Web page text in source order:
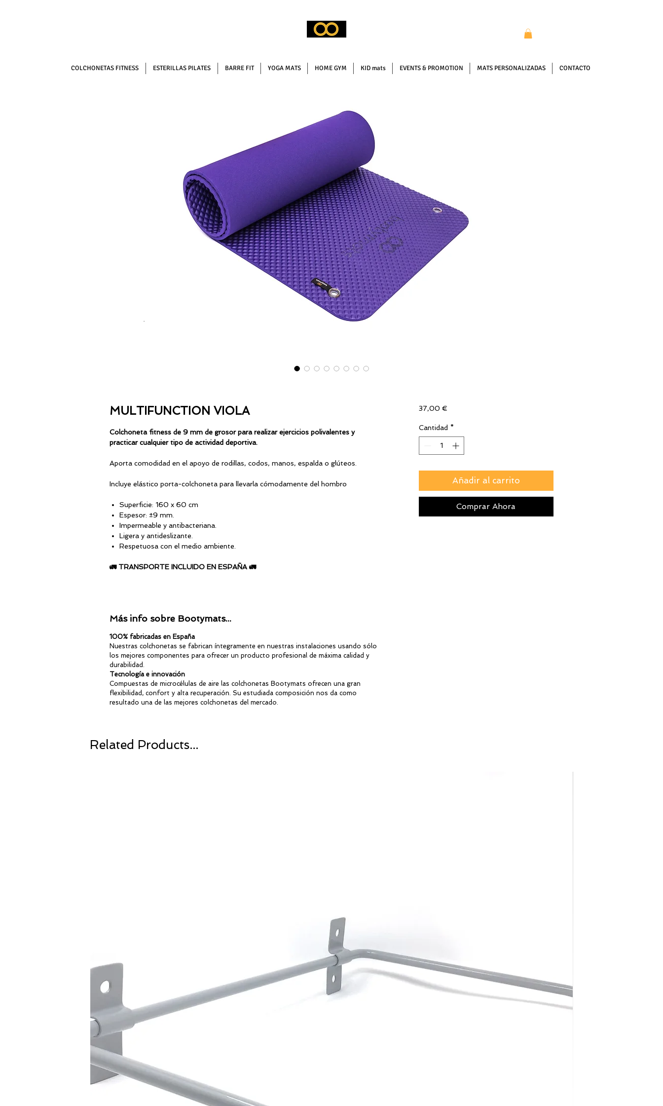
COLCHONETAS FITNESS ESTERILLAS PILATES BARRE FIT YOGA MATS HOME GYM KID mats EVENTS & PROMOTION MATS PERSONALIZADAS CONTACTO
MULTIFUNCTION VIOLA
Colchoneta fitness de 9 mm de grosor para realizar ejercicios polivalentes y
practicar cualquier tipo de actividad deportiva.
Aporta comodidad en el apoyo de rodillas, codos, manos, espalda o glúteos.
Incluye elástico porta-colchoneta para llevarla cómodamente del hombro
Superficie: 160 x 60 cm
Espesor: ±9 mm.
Impermeable y antibacteriana.
Ligera y antideslizante.
Respetuosa con el medio ambiente.
🚛 TRANSPORTE INCLUIDO EN ESPAÑA 🚛
Más info sobre Bootymats...
100% fabricadas en España
Nuestras colchonetas se fabrican íntegramente en nuestras instalaciones usando sólo
los mejores componentes para ofrecer un producto profesional de máxima calidad y
durabilidad.
Tecnología e innovación
Compuestas de microcélulas de aire las colchonetas Bootymats ofrecen una gran
flexibilidad, confort y alta recuperación. Su estudiada composición nos da como
resultado una de las mejores colchonetas del mercado.
37,00 €
Cantidad *
Añadir al carrito
Comprar Ahora
Related Products...